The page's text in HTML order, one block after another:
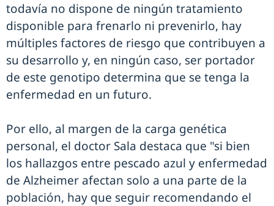
todavía no dispone de ningún tratamiento
disponible para frenarlo ni prevenirlo, hay
múltiples factores de riesgo que contribuyen a
su desarrollo y, en ningún caso, ser portador
de este genotipo determina que se tenga la
enfermedad en un futuro.
Por ello, al margen de la carga genética
personal, el doctor Sala destaca que "si bien
los hallazgos entre pescado azul y enfermedad
de Alzheimer afectan solo a una parte de la
población, hay que seguir recomendando el